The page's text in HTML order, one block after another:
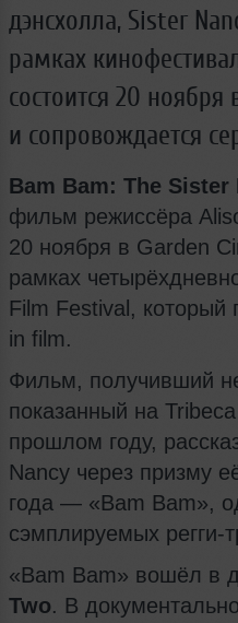
дэнсхолла, Sister
рамках
состоится 20
и сопровождается
Bam Bam: The Sister
фильм режиссёра
20 ноября в Garden
рамках
Film Festival, который
in film.
Фильм, получивший
показанный на
прошлом году,
Nancy через призму
года — «Bam Bam»,
сэмплируемых регги-
«Bam Bam» вошёл в
Two. В